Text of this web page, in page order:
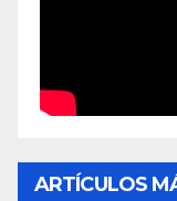
ARTÍCULOS